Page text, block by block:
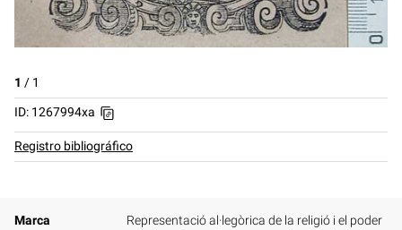
1 / 1
ID: 1267994xa
Registro bibliográfico
Marca
Representació al·legòrica de la religió i el poder